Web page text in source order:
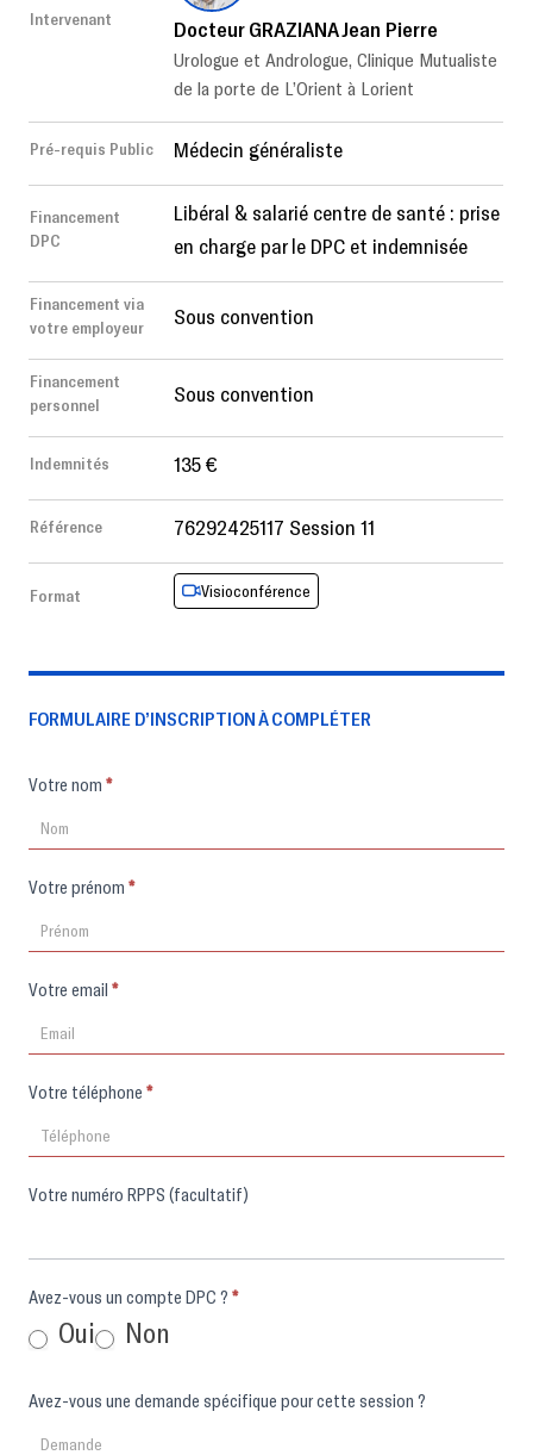
Intervenant Docteur GRAZIANA Jean Pierre
Urologue et Andrologue, Clinique Mutualiste
de la porte de L’Orient à Lorient
Pré-requis Public Médecin généraliste
Financement
DPC
Libéral & salarié centre de santé : prise
en charge par le DPC et indemnisée
Financement via
votre employeur
Sous convention
Financement
personnel
Sous convention
Indemnités 135 €
Référence 76292425117 Session 11
Format Visioconférence
FORMULAIRE D’INSCRIPTION À COMPLÉTER
Formulaire
Votre nom *
Votre prénom *
Votre email *
Votre téléphone *
Votre numéro RPPS (facultatif)
Avez-vous un compte DPC ? *
Oui Non
Avez-vous une demande spécifique pour cette session ?